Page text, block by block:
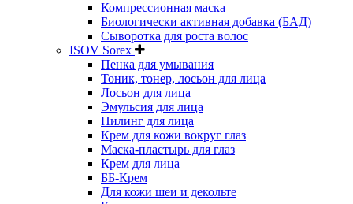
Компрессионная маска
Биологически активная добавка (БАД)
Сыворотка для роста волос
ISOV Sorex
Пенка для умывания
Тоник, тонер, лосьон для лица
Лосьон для лица
Эмульсия для лица
Пилинг для лица
Крем для кожи вокруг глаз
Маска-пластырь для глаз
Крем для лица
ББ-Крем
Для кожи шеи и декольте